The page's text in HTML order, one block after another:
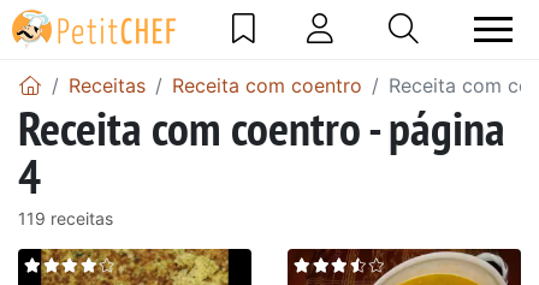
Receitas Receita com coentro Receita com
Receita com coentro - página
4
119 receitas